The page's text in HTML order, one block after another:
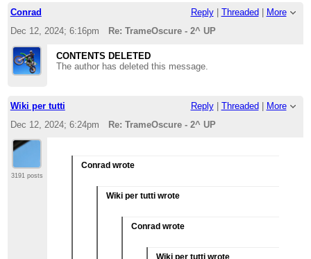
orientamento
sessuale (EDIT:
non mi sto
lontanamente di
dico perchè non
qualcuno
Scusate, cosa c'entra il
sondaggio dell'orientamento
Solo per dire che mi dispiace che proprio
ritengano Trame influenzato dai blog nelle sue
critiche e contestazioni. Insomma, anche se Trame
non è sock di Gitz, difficile credere non abbia preso
spunto da lui nell'argomentare...
Conrad Reply| Threaded
More
Dec 12, 2024; 6:16pm
Re: TrameOscure - 2^ UP
CONTENTS DELETED
The author has deleted this message.
Wiki per tutti Reply| Threaded | More
Dec 12, 2024; 6:24pm
Re: TrameOscure - 2^ UP
3191 posts
Conrad wrote
Wiki per tutti wrote
Conrad wrote